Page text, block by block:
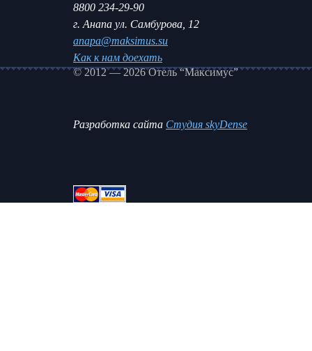
8800 234-29-90
г. Анапа ул. Самбурова, 12
anapa@maksimus.su
Как к нам доехать
© 2012 — 2026 Отель “Максимус”
Разработка сайта Студия skyDense